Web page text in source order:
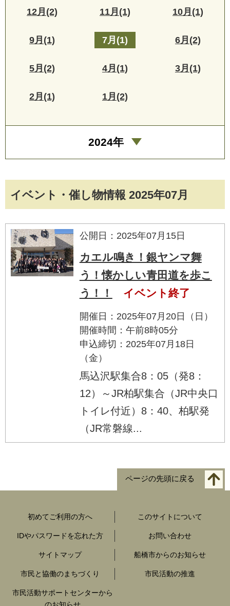
イベント・催し物情報 2025年07月
公開日：2025年07月15日
カエル鳴き！銀ヤンマ舞
う！懐かしい青田道を歩こ
う！！
イベント終了
開催日：2025年07月20日（日）
開催時間：午前8時05分
申込締切：2025年07月18日
（金）
馬込沢駅集合8：05（発8：
12）～JR柏駅集合（JR中央口
トイレ付近）8：40、柏駅発
（JR常磐線...
12月(2) 11月(1) 10月(1)
9月(1) 7月(1) 6月(2)
5月(2) 4月(1) 3月(1)
2月(1) 1月(2)
2024年
ページの先頭に戻る
初めてご利用の方へ このサイトについて
IDやパスワードを忘れた方 お問い合わせ
サイトマップ 船橋市からのお知らせ
市民と協働のまちづくり 市民活動の推進
市民活動サポートセンターから